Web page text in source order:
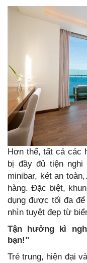
Hơn thế, tất cả các
bị đầy đủ tiện
minibar, két an
hàng. Đặc biệt,
dụng được tối đa
nhìn tuyệt đẹp từ
Tận hưởng kì
bạn!”
Trẻ trung, hiện đại